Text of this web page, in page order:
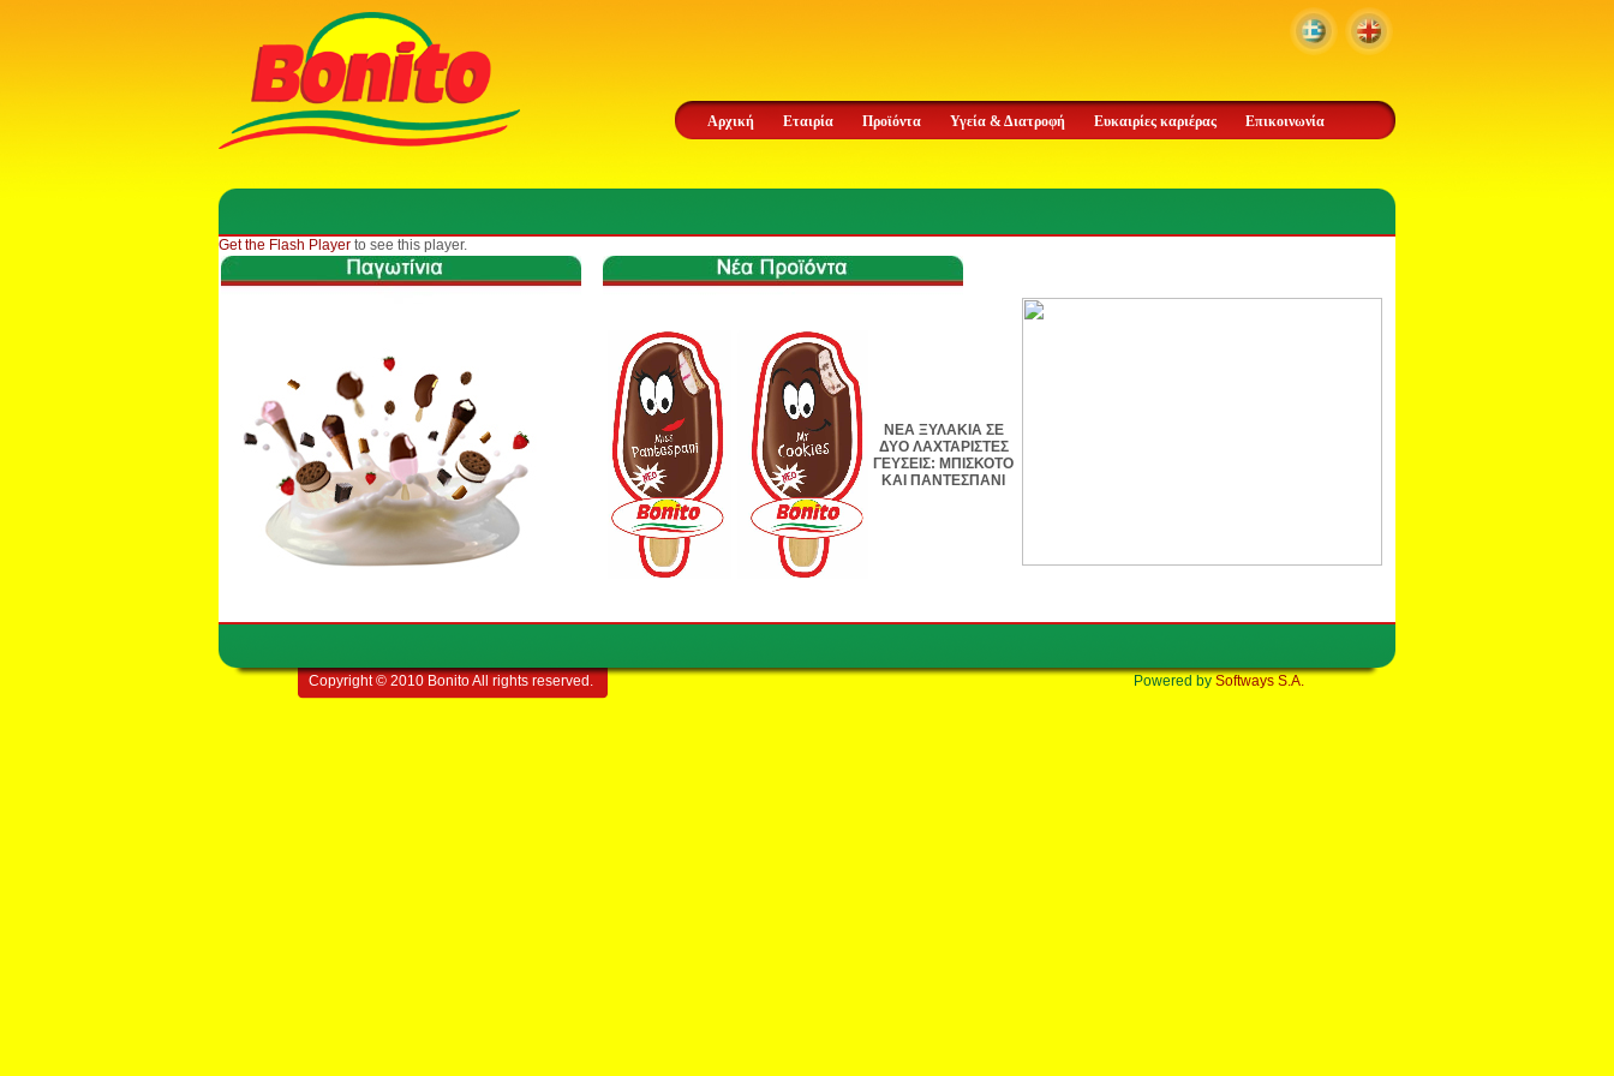
Αρχική Εταιρία Προϊόντα Υγεία & Διατροφή Ευκαιρίες καριέρας Επικοινωνία
Get the Flash Player to see this player.
ΝΕΑ ΞΥΛΑΚΙΑ ΣΕ
ΔΥΟ ΛΑΧΤΑΡΙΣΤΕΣ
ΓΕΥΣΕΙΣ: ΜΠΙΣΚΟΤΟ
ΚΑΙ ΠΑΝΤΕΣΠΑΝΙ
Copyright © 2010 Bonito All rights reserved. Powered by Softways S.A.